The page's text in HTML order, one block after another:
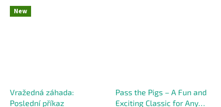
New
Vražedná záhada:
Poslední příkaz
Pass the Pigs – A Fun and
Exciting Classic for Any